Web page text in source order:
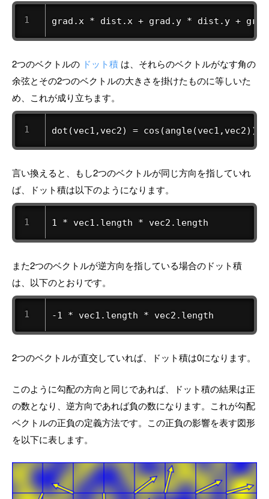
grad.x * dist.x + grad.y * dist.y +
2つのベクトルの ドット積 は、それらのベクトルがなす角の
余弦とその2つのベクトルの大きさを掛けたものに等しいた
め、これが成り立ちます。
dot(vec1,vec2) = cos(angle(vec1,vec2))
言い換えると、もし2つのベクトルが同じ方向を指していれ
ば、ドット積は以下のようになります。
1 * vec1.length * vec2.length
また2つのベクトルが逆方向を指している場合のドット積
は、以下のとおりです。
-1 * vec1.length * vec2.length
2つのベクトルが直交していれば、ドット積は0になります。
このように勾配の方向と同じであれば、ドット積の結果は正
の数となり、逆方向であれば負の数になります。これが勾配
ベクトルの正負の定義方法です。この正負の影響を表す図形
を以下に表します。